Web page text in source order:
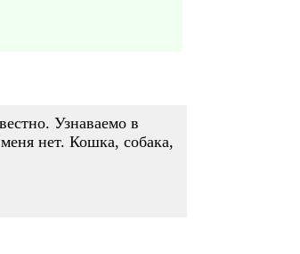
Узнаваемо в
нет. Кошка, собака,